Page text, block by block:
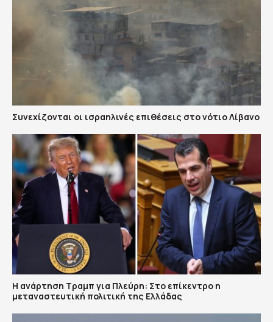
Συνεχίζονται οι ισραηλινές επιθέσεις στο νότιο Λίβανο
Η ανάρτηση Τραμπ για Πλεύρη: Στο επίκεντρο η
μεταναστευτική πολιτική της Ελλάδας